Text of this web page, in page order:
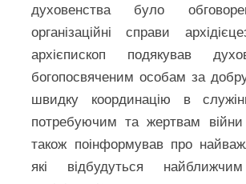
духовенства було
організаційні справи
архієпископ подякував
богопосвяченим особам за
швидку координацію в
потребуючим та жертвам війни
також поінформував про
які відбудуться